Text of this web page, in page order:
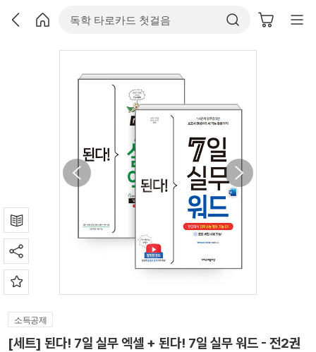
소득공제
[세트] 된다! 7일 실무 엑셀 + 된다! 7일 실무 워드 - 전2권